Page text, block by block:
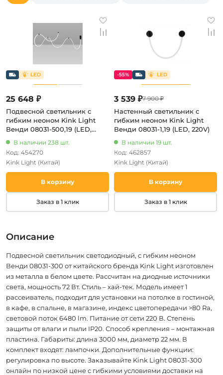
25 648 ₽
Подвесной светильник с
гибким неоном Kink Light
Венди 08031-500,19 (LED,
В наличии 238 шт.
Код: 454270
Kink Light (Китай)
В корзину
Заказ в 1 клик
3 539 ₽7 900 ₽
-55%
Настенный светильник с
гибким неоном Kink Light
Венди 08031-1,19 (LED, 220V)
В наличии 19 шт.
Код: 462857
Kink Light (Китай)
В корзину
Заказ в 1 клик
Описание
Подвесной светильник светодиодный, с гибким неоном
Венди 08031-300 от китайского бренда Kink Light изготовлен
из металла в белом цвете. Рассчитан на диодные источники
света, мощность 72 Вт. Стиль – хай-тек. Модель имеет 1
рассеиватель, подходит для установки на потолке в гостиной,
в кафе, в спальне, в магазине, индекс цветопередачи >80 Ra,
световой поток 6480 lm. Питание от сети 220 В. Степень
защиты от влаги и пыли IP20. Способ крепления – монтажная
пластина. Габариты: длина 3000 мм, диаметр 22 мм. В
комплект входят: лампочки. Дополнительные функции:
регулировка по высоте. Заказывайте Kink Light 08031-300
онлайн по низкой цене с гибкими условиями доставки на